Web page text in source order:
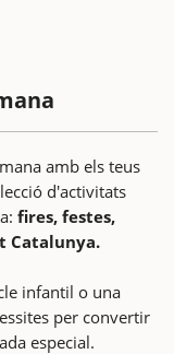
amb els teus
d'activitats
fires, festes,
Catalunya.
infantil o una
per convertir
especial.